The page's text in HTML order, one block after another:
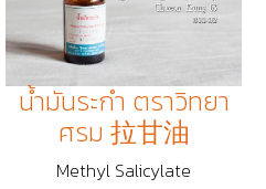
น้ำมันระกำ ตราวิทยา
ศรม 拉甘油
Methyl Salicylate